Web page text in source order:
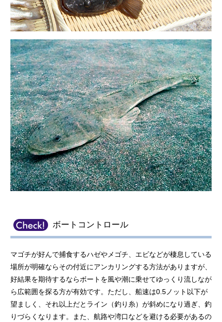
ボートコントロール
マゴチが好んで捕食するハゼやメゴチ、エビなどが棲息している
場所が明確ならその付近にアンカリングする方法がありますが、
好結果を期待するならボートを風や潮に乗せてゆっくり流しなが
ら広範囲を探る方が有効です。ただし、船速は0.5ノット以下が
望ましく、それ以上だとライン（釣り糸）が斜めになり過ぎ、釣
りづらくなります。また、航路や湾口などを避ける必要があるの